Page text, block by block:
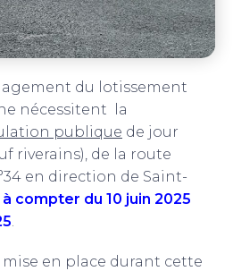
du lotissement
nécessitent la
publique de jour
riverains), de la route
en direction de Saint-
à compter du 10 juin 2025
en place durant cette